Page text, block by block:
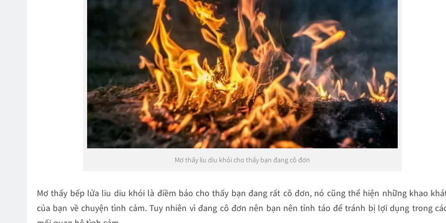
Mơ thấy liu diu khói cho thấy bạn đang cô đơn
Mơ thấy bếp lửa liu diu khói là điềm báo cho thấy bạn đang rất cô đơn, nó cũng thể hiện những khao
của bạn về chuyện tình cảm. Tuy nhiên vì đang cô đơn nên bạn nên tỉnh táo để tránh bị lợi dụng trong